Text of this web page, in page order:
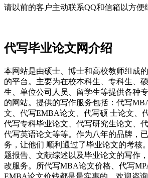
请以前的客户主动联系QQ和信箱以方便
代写毕业论文网介绍
本网站是由硕士、博士和高校教师组成
的平台。主要为在校本科生、专科生、
生、单位公司人员、留学生等提供各种
的网站。提供的写作服务包括：代写
文、代写EMBA论文、代写硕 士论文、
代写专科毕业论文、代写研究生论文、
代写英语论文等等。作为八年的品牌，
务，让他们 顺利通过了毕业论文的考核
题报告、文献综述以及毕业论文的写作
改服务。所代写MBA论文价格、代写
EMBA论文价钱都是最实惠的，欢迎咨询